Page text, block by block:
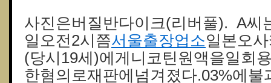
사진은버질반다이크(리버풀). A씨
일오전2시쯤서울출장업소일본오
(당시19세)에게니코틴원액을일회
한혐의로재판에넘겨졌다.03%에불